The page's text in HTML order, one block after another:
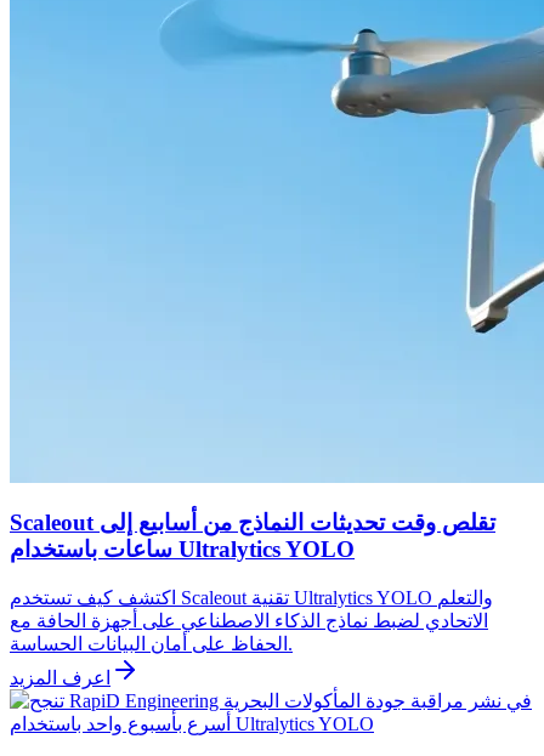
Scaleout تقلص وقت تحديثات النماذج من أسابيع إلى
ساعات باستخدام Ultralytics YOLO
اكتشف كيف تستخدم Scaleout تقنية Ultralytics YOLO والتعلم
الاتحادي لضبط نماذج الذكاء الاصطناعي على أجهزة الحافة مع
الحفاظ على أمان البيانات الحساسة.
اعرف المزيد